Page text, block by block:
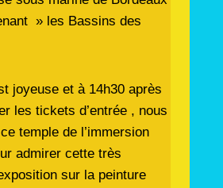
» les Bassins des
joyeuse et à 14h30 après
les tickets d’entrée , nous
temple de l’immersion
admirer cette très
sur la peinture